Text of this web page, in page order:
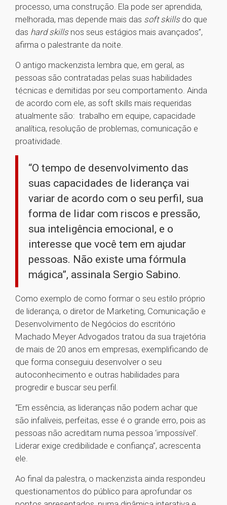
processo, uma construção. Ela pode ser aprendida,
melhorada, mas depende mais das soft skills do que
das hard skills nos seus estágios mais avançados”,
afirma o palestrante da noite.
O antigo mackenzista lembra que, em geral, as
pessoas são contratadas pelas suas habilidades
técnicas e demitidas por seu comportamento. Ainda
de acordo com ele, as soft skills mais requeridas
atualmente são: trabalho em equipe, capacidade
analítica, resolução de problemas, comunicação e
proatividade.
“O tempo de desenvolvimento das
suas capacidades de liderança vai
variar de acordo com o seu perfil, sua
forma de lidar com riscos e pressão,
sua inteligência emocional, e o
interesse que você tem em ajudar
pessoas. Não existe uma fórmula
mágica”, assinala Sergio Sabino.
Como exemplo de como formar o seu estilo próprio
de liderança, o diretor de Marketing, Comunicação e
Desenvolvimento de Negócios do escritório
Machado Meyer Advogados tratou da sua trajetória
de mais de 20 anos em empresas, exemplificando de
que forma conseguiu desenvolver o seu
autoconhecimento e outras habilidades para
progredir e buscar seu perfil.
“Em essência, as lideranças não podem achar que
são infalíveis, perfeitas, esse é o grande erro, pois as
pessoas não acreditam numa pessoa ‘impossível’.
Liderar exige credibilidade e confiança”, acrescenta
ele.
Ao final da palestra, o mackenzista ainda respondeu
questionamentos do público para aprofundar os